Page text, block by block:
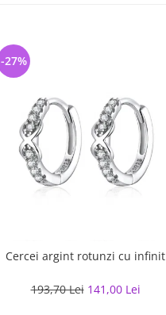
Cercei argint rotunzi cu infinit
193,70 Lei 141,00 Lei
-27%